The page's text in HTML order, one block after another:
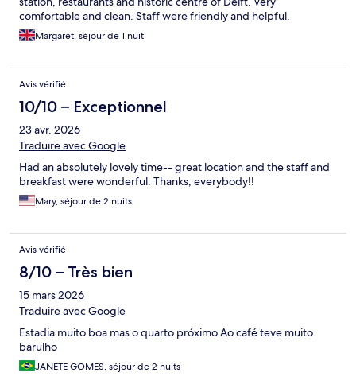
comfortable and clean. Staff were friendly and helpful.
Margaret, séjour de 1 nuit
Avis vérifié
10/10 – Exceptionnel
23 avr. 2026
Traduire avec Google
Had an absolutely lovely time-- great location and the staff and
breakfast were wonderful. Thanks, everybody!!
Mary, séjour de 2 nuits
Avis vérifié
8/10 – Très bien
15 mars 2026
Traduire avec Google
Estadia muito boa mas o quarto próximo Ao café teve muito
barulho
JANETE GOMES, séjour de 2 nuits